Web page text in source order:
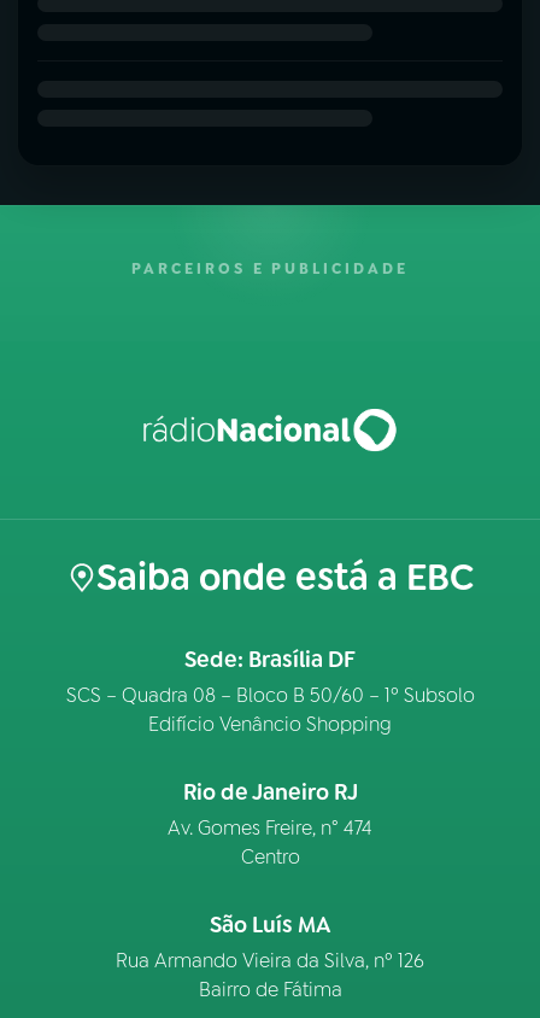
PARCEIROS E PUBLICIDADE
Saiba onde está a EBC
Sede: Brasília DF
SCS – Quadra 08 – Bloco B 50/60 – 1º Subsolo
Edifício Venâncio Shopping
Rio de Janeiro RJ
Av. Gomes Freire, n° 474
Centro
São Luís MA
Rua Armando Vieira da Silva, nº 126
Bairro de Fátima